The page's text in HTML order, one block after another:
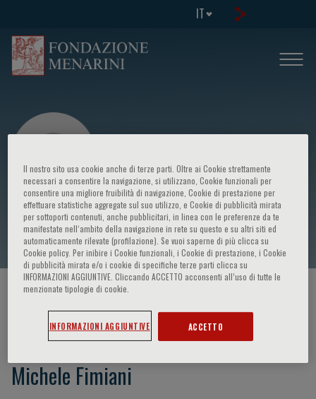
IT
Michele Fimiani
HOME PAGE / CORSI ED EVENTI
Michele Fimiani
Il nostro sito usa cookie anche di terze parti. Oltre ai Cookie strettamente
necessari a consentire la navigazione, si utilizzano, Cookie funzionali per
consentire una migliore fruibilità di navigazione, Cookie di prestazione per
effettuare statistiche aggregate sul suo utilizzo, e Cookie di pubblicità mirata
per sottoporti contenuti, anche pubblicitari, in linea con le preferenze da te
manifestate nell‘ambito della navigazione in rete su questo e su altri siti ed
automaticamente rilevate (profilazione). Se vuoi saperne di più clicca su
Cookie policy. Per inibire i Cookie funzionali, i Cookie di prestazione, i Cookie
di pubblicità mirata e/o i cookie di specifiche terze parti clicca su
INFORMAZIONI AGGIUNTIVE. Cliccando ACCETTO acconsenti all’uso di tutte le
menzionate tipologie di cookie.
INFORMAZIONI AGGIUNTIVE ACCETTO